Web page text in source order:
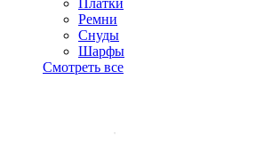
Платки
Ремни
Снуды
Шарфы
Смотреть все